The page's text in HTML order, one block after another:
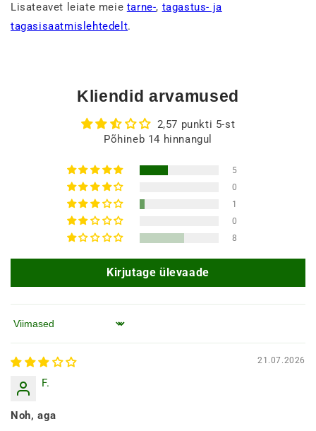
Lisateavet leiate meie tarne-, tagastus- ja
tagasisaatmislehtedelt.
Kliendid arvamused
2,57 punkti 5-st
Põhineb 14 hinnangul
5
0
1
0
8
Kirjutage ülevaade
Järjesta järgi
21.07.2026
F.
Noh, aga